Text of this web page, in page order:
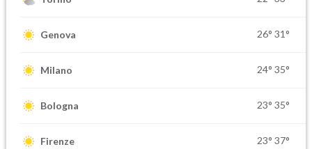
Genova 26° 31°
Milano 24° 35°
Bologna 23° 35°
Firenze 23° 37°